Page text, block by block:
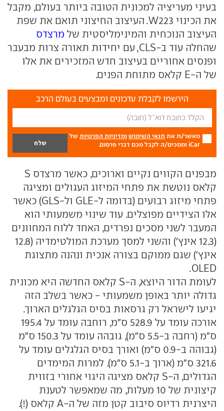
בעיני מעריציה למכונית הטובה ביותר בעולם, מקבל
את הכינוי W223. העיצוב החיצוני תואם את שפת
העיצוב הנוכחית והמינימליסטית של מרצדס
שהחלה עוד ב-CLS, עם יחידות תאורה צרות מבעבר
ופנסים אחוריים בעיצוב חדש המזכירים את אלו
של ה-E קלאס מתוחת הפנים.
הירשמו לקבלת עדכונים ומבצעים בעולם הרכב
מאשר/ת את תנאי השימוש ומדיניות הפרטיות של
iCar ומסכים/ה לקבל מכם דברי פרסום.
מבפנים הקווים נקיים וארוכים, כאשר מרצדס S
קלאס נוטשת את פתחי המיזוג העגולים ומציגה
פתחי מיזוג רבועים (בדומה ל-GLE ול-GLS) כאשר
אלו הצידיים מפוצלים. עוד שינוי משמעותי הוא
המעבר לשני מסכים נפרדים, האחד ללוח המחוונים
(12.3 אינץ') והשני למסך מערכת המולטימדיה (12.8
אינץ') שגם ממוקם בצורה אנכית ונהנה מתצוגת
OLED.
לעומת הדור היוצא, ה-S קלאס החדשה היא מכונית
גדולה יותר באופן משמעותי - כאשר בשלב הזה
יגיעו לישראל רק גרסאות בסיס הגלגלים הארוך.
אורכה עומד על 528.9 ס"מ, רוחבה עומד על 195.4
ס"מ (רחבה ב-5.5 ס"מ), גובהה עומד על 150.3 ס"מ
(גבוהה ב-0.9 ס"מ) ואורך בסיס הגלגלים עומד על
321.6 ס"מ (ארוך ב-5.1 ס"מ). למרות המימדים
הגדולים, ה-S קלאס מציגה היגוי אחורי בזווית
קיצונית של 10 מעלות, מה שמאפשר לטענת
היצרנית רדיוס סיבוב קטן מזה של ה-A קלאס (!).